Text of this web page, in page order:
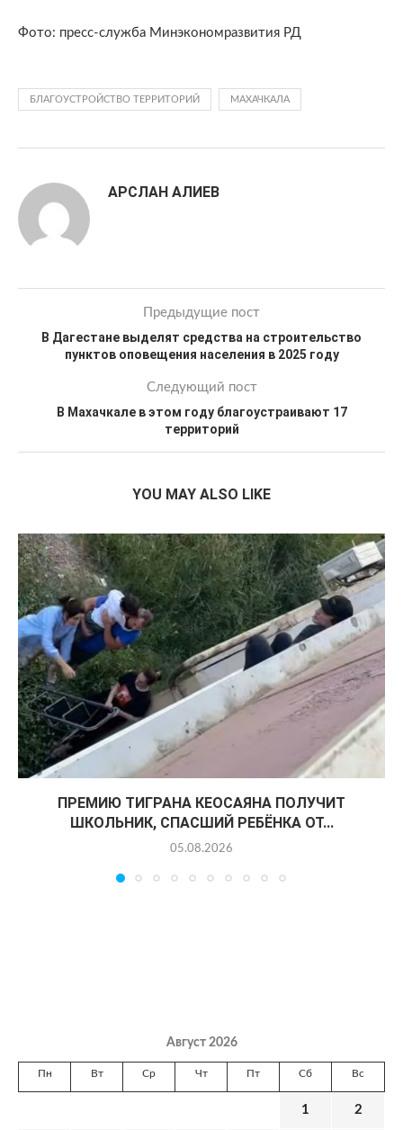
Фото: пресс-служба Минэкономразвития РД
БЛАГОУСТРОЙСТВО ТЕРРИТОРИЙ МАХАЧКАЛА
АРСЛАН АЛИЕВ
Предыдущие пост
В Дагестане выделят средства на строительство
пунктов оповещения населения в 2025 году
Следующий пост
В Махачкале в этом году благоустраивают 17
территорий
YOU MAY ALSO LIKE
ПРЕМИЮ ТИГРАНА КЕОСАЯНА ПОЛУЧИТ
ШКОЛЬНИК, СПАСШИЙ РЕБЁНКА ОТ...
05.08.2026
Август 2026
Пн Вт Ср Чт Пт Сб Вс
1 2